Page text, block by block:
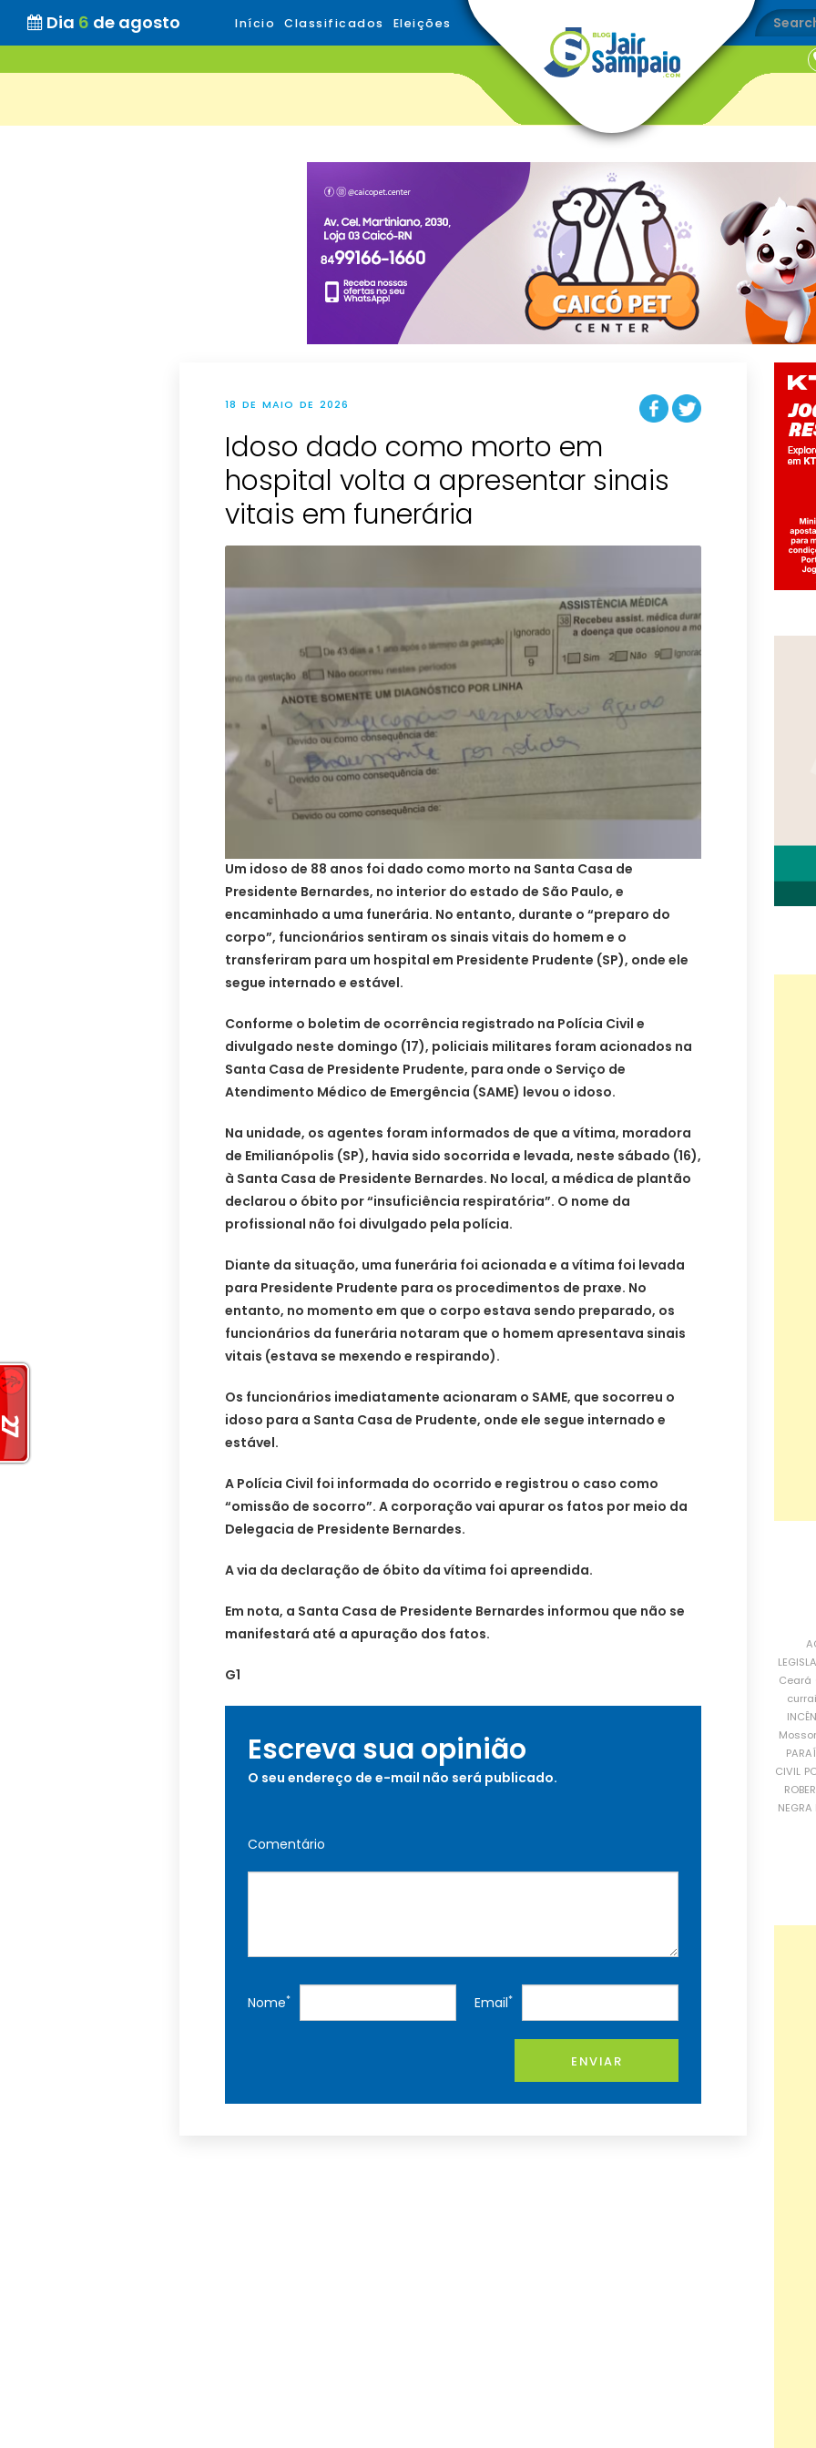
Dia 6 de agosto Início Classificados Eleições
18 DE MAIO DE 2026
Idoso dado como morto em
hospital volta a apresentar sinais
vitais em funerária
Um idoso de 88 anos foi dado como morto na Santa Casa de
Presidente Bernardes, no interior do estado de São Paulo, e
encaminhado a uma funerária. No entanto, durante o “preparo do
corpo”, funcionários sentiram os sinais vitais do homem e o
transferiram para um hospital em Presidente Prudente (SP), onde ele
segue internado e estável.
Conforme o boletim de ocorrência registrado na Polícia Civil e
divulgado neste domingo (17), policiais militares foram acionados na
Santa Casa de Presidente Prudente, para onde o Serviço de
Atendimento Médico de Emergência (SAME) levou o idoso.
Na unidade, os agentes foram informados de que a vítima, moradora
de Emilianópolis (SP), havia sido socorrida e levada, neste sábado (16),
à Santa Casa de Presidente Bernardes. No local, a médica de plantão
declarou o óbito por “insuficiência respiratória”. O nome da
profissional não foi divulgado pela polícia.
Diante da situação, uma funerária foi acionada e a vítima foi levada
para Presidente Prudente para os procedimentos de praxe. No
entanto, no momento em que o corpo estava sendo preparado, os
funcionários da funerária notaram que o homem apresentava sinais
vitais (estava se mexendo e respirando).
Os funcionários imediatamente acionaram o SAME, que socorreu o
idoso para a Santa Casa de Prudente, onde ele segue internado e
estável.
A Polícia Civil foi informada do ocorrido e registrou o caso como
“omissão de socorro”. A corporação vai apurar os fatos por meio da
Delegacia de Presidente Bernardes.
A via da declaração de óbito da vítima foi apreendida.
Em nota, a Santa Casa de Presidente Bernardes informou que não se
manifestará até a apuração dos fatos.
G1
Escreva sua opinião
O seu endereço de e-mail não será publicado.
Comentário
Nome* Email*
ENVIAR
Ceará
CIVIL
NEGRA